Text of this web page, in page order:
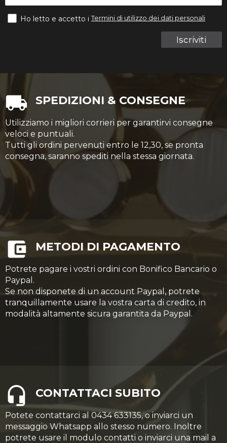
Iscriviti
Ho letto e accetto iTermini di utilizzo dei dati personali
SPEDIZIONI & CONSEGNE
Utilizziamo i migliori corrieri per garantirvi consegne
veloci e puntuali.
Tutti gli ordini pervenuti entro le 12,30, se pronta
consegna, saranno spediti nella stessa giornata.
METODI DI PAGAMENTO
Potrete pagare i vostri ordini con Bonifico Bancario o
Paypal.
Se non disponete di un account Paypal, potrete
tranquillamente usare la vostra carta di credito, in
modalità altamente sicura garantita da Paypal.
CONTATTACI SUBITO
Potete contattarci al 0434 633135, o inviarci un
messaggio Whatsapp allo stesso numero. Inoltre
potrete usare il modulo contatti o inviarci una mail a